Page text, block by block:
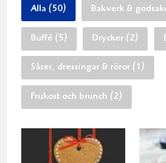
Alla (50) Bakverk &
Buffé (5) Drycker (2)
Såser, dressingar & röror (1)
Frukost och brunch (2)